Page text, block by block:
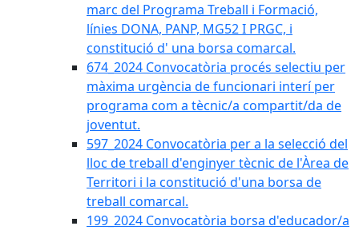
marc del Programa Treball i Formació,
línies DONA, PANP, MG52 I PRGC, i
constitució d' una borsa comarcal.
674_2024 Convocatòria procés selectiu per
màxima urgència de funcionari interí per
programa com a tècnic/a compartit/da de
joventut.
597_2024 Convocatòria per a la selecció del
lloc de treball d'enginyer tècnic de l'Àrea de
Territori i la constitució d'una borsa de
treball comarcal.
199_2024 Convocatòria borsa d'educador/a